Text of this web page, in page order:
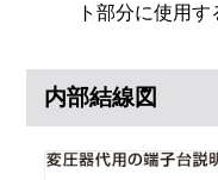
ト部分に使用す
内部結線図